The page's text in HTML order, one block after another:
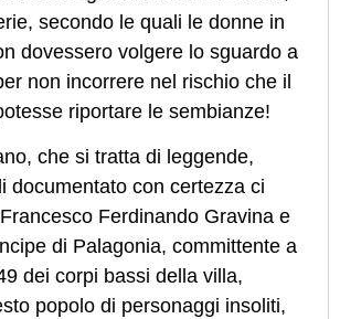
secondo le quali le donne in
dovessero volgere lo sguardo a
non incorrere nel rischio che il
riportare le sembianze!
che si tratta di leggende,
documentato con certezza ci
Ferdinando Gravina e
di Palagonia, committente a
dei corpi bassi della villa,
popolo di personaggi insoliti,